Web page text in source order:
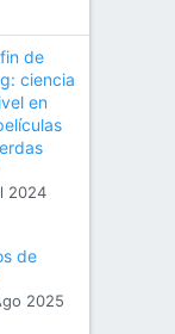
de
ciencia
en
2024
de
2025